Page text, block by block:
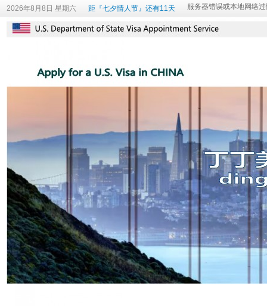
2026年8月8日 星期六 距『七夕情人节』还有11天